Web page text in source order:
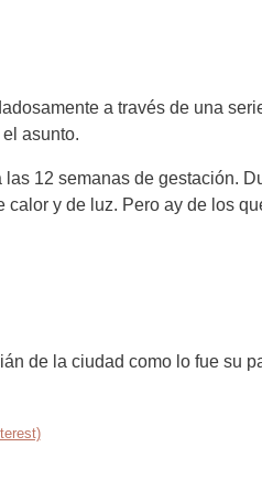
a través de una
asunto.
12 semanas de gestación.
y de luz. Pero ay de los
de la ciudad como lo fue su